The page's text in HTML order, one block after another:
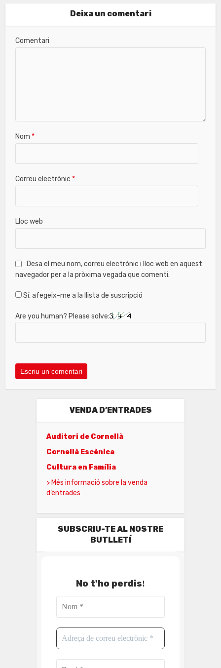
Deixa un comentari
Comentari
Nom*
Correu electrònic*
Lloc web
Desa el meu nom, correu electrònic i lloc web en aquest
navegador per a la pròxima vegada que comenti.
Sí, afegeix-me a la llista de suscripció
Are you human? Please solve:
VENDA D’ENTRADES
Auditori de Cornellà
Cornellà Escènica
Cultura en Família
> Més informació sobre la venda
d’entrades
SUBSCRIU-TE AL NOSTRE
BUTLLETÍ
No t'ho perdis!